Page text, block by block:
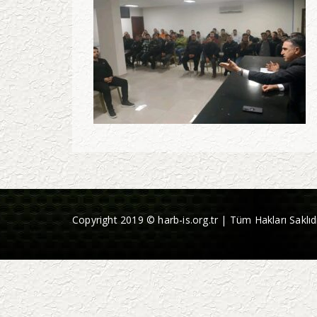
Copyright 2019 © harb-is.org.tr | Tüm Hakları